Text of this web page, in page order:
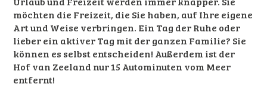
möchten die Freizeit, die Sie haben, auf Ihre eigene
Art und Weise verbringen. Ein Tag der Ruhe oder
lieber ein aktiver Tag mit der ganzen Familie? Sie
können es selbst entscheiden! Außerdem ist der
Hof van Zeeland nur 15 Autominuten vom Meer
entfernt!